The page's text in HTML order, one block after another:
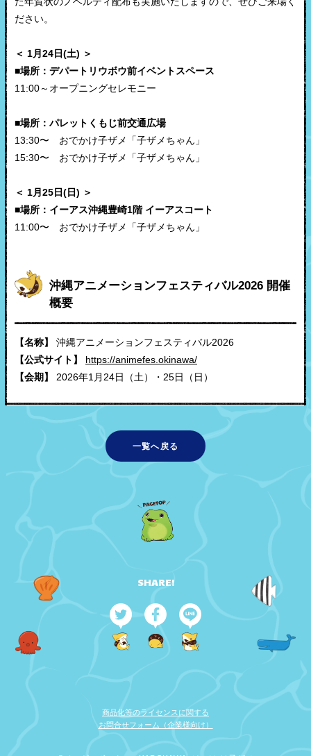
ださい。
＜ 1月24日(土) ＞
■場所：デパートリウボウ前イベントスペース
11:00～オープニングセレモニー
■場所：パレットくもじ前交通広場
13:30〜 おでかけ子ザメ「子ザメちゃん」
15:30〜 おでかけ子ザメ「子ザメちゃん」
＜ 1月25日(日) ＞
■場所：イーアス沖縄豊崎1階 イーアスコート
11:00〜 おでかけ子ザメ「子ザメちゃん」
沖縄アニメーションフェスティバル2026 開催
概要
【名称】
沖縄アニメーションフェスティバル2026
【公式サイト】
https://animefes.okinawa/
【会期】
2026年1月24日（土）・25日（日）
一覧へ戻る
SHARE!
商品化等のライセンスに関する
お問合せフォーム（企業様向け）